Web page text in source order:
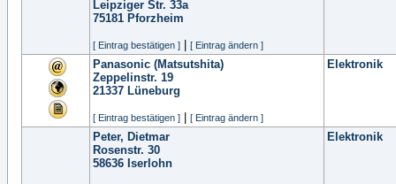
Leipziger Str. 33a
75181 Pforzheim
[ Eintrag bestätigen ] [ Eintrag ändern ]
Panasonic (Matsutshita)
Zeppelinstr. 19
21337 Lüneburg
[ Eintrag bestätigen ] [ Eintrag ändern ]
Elektronik
Peter, Dietmar
Rosenstr. 30
58636 Iserlohn
Elektronik